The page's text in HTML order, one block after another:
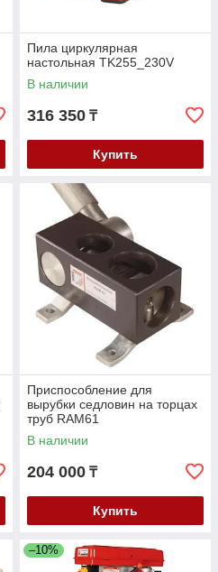
Пила циркулярная
настольная TK255_230V
В наличии
316 350 ₸
Купить
Приспособление для
вырубки седловин на торцах
труб RAM61
В наличии
204 000 ₸
Купить
–10%